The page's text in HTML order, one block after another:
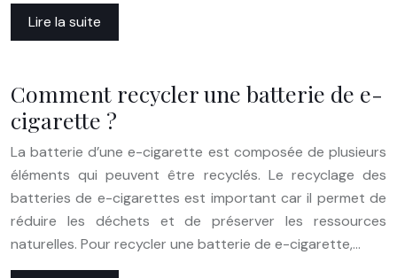
Lire la suite
Comment recycler une batterie de e-
cigarette ?
La batterie d’une e-cigarette est composée de plusieurs
éléments qui peuvent être recyclés. Le recyclage des
batteries de e-cigarettes est important car il permet de
réduire les déchets et de préserver les ressources
naturelles. Pour recycler une batterie de e-cigarette,…